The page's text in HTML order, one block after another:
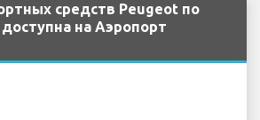
средств Peugeot по
на Аэропорт